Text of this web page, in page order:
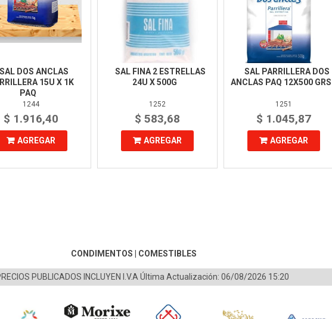
SAL DOS ANCLAS
15U X 1K
PAQ
1244
$ 1.916,40
AGREGAR
SAL FINA 2 ESTRELLAS
24U X 500G
1252
$ 583,68
AGREGAR
SAL PARRILLERA DOS
ANCLAS PAQ 12X500 GRS
1251
$ 1.045,87
AGREGAR
CONDIMENTOS COMESTIBLES
PUBLICADOS INCLUYEN I.V.A Última Actualización: 06/08/2026 15:20